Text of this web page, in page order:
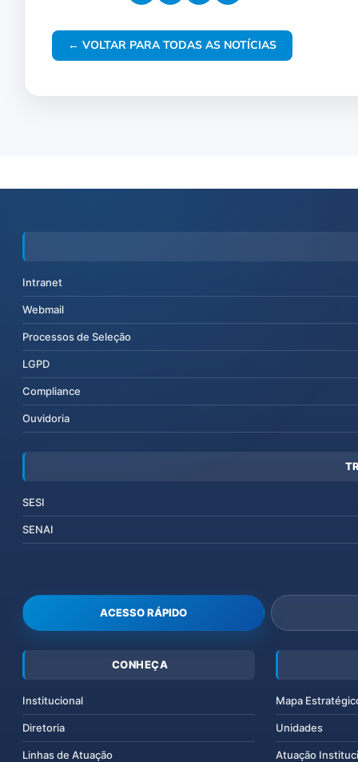
← VOLTAR PARA TODAS AS NOTÍCIAS
Intranet
Webmail
Processos de Seleção
LGPD
Compliance
Ouvidoria
SESI
SENAI
ACESSO RÁPIDO
CONHEÇA
Institucional
Diretoria
Linhas de Atuação
Mapa
Unidades
Atuação